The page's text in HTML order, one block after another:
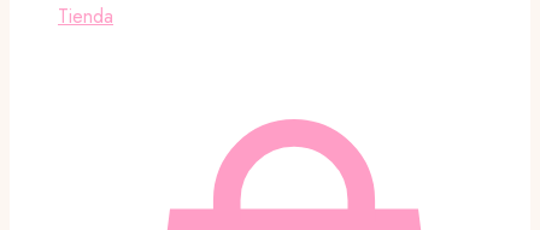
Tienda